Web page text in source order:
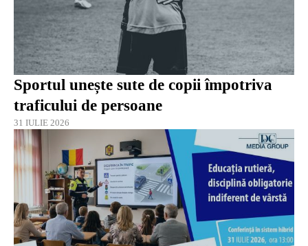
Sportul unește sute de copii împotriva
traficului de persoane
31 IULIE 2026